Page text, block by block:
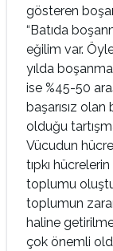
gösteren
“Batıda
eğilim var.
yılda
ise %45-50
başarısız olan
olduğu
Vücudun
tıpkı
toplumu
toplumun zarar
haline
çok önemli